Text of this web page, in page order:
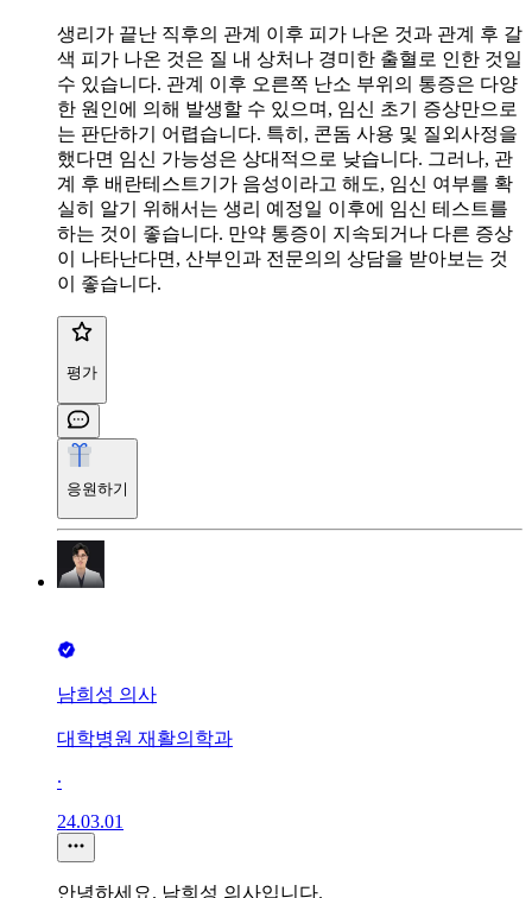
생리가 끝난 직후의 관계 이후 피가 나온 것과 관계 후 갈
색 피가 나온 것은 질 내 상처나 경미한 출혈로 인한 것일
수 있습니다. 관계 이후 오른쪽 난소 부위의 통증은 다양
한 원인에 의해 발생할 수 있으며, 임신 초기 증상만으로
는 판단하기 어렵습니다. 특히, 콘돔 사용 및 질외사정을
했다면 임신 가능성은 상대적으로 낮습니다. 그러나, 관
계 후 배란테스트기가 음성이라고 해도, 임신 여부를 확
실히 알기 위해서는 생리 예정일 이후에 임신 테스트를
하는 것이 좋습니다. 만약 통증이 지속되거나 다른 증상
이 나타난다면, 산부인과 전문의의 상담을 받아보는 것
이 좋습니다.
평가
응원하기
남희성 의사
대학병원 재활의학과
∙
24.03.01
안녕하세요. 남희성 의사입니다.